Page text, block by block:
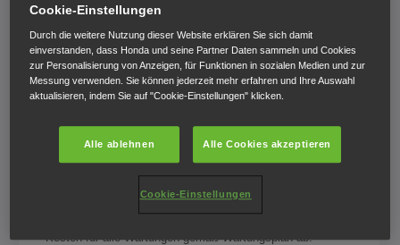
EINMALIGER FIXPREIS
Kosten für alle Wartungen gemäß Wartungsplan ab.
Cookie-Einstellungen
Durch die weitere Nutzung dieser Website erklären Sie sich damit
einverstanden, dass Honda und seine Partner Daten sammeln und Cookies
zur Personalisierung von Anzeigen, für Funktionen in sozialen Medien und zur
Messung verwenden. Sie können jederzeit mehr erfahren und Ihre Auswahl
aktualisieren, indem Sie auf "Cookie-Einstellungen" klicken.
Alle ablehnen Alle Cookies akzeptieren
Cookie-Einstellungen